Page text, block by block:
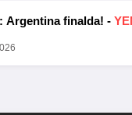
Argentina finalda! -